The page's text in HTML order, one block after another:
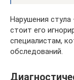
Нарушения
стоит его
специалистам,
обследований.